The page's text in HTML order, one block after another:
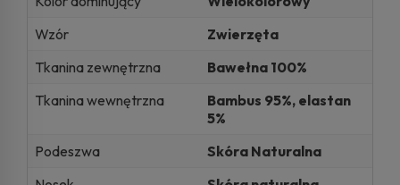
Wzór
Zwierzęta
Tkanina zewnętrzna
Bawełna 100%
Tkanina wewnętrzna
Bambus 95%, elastan
5%
Podeszwa
Skóra Naturalna